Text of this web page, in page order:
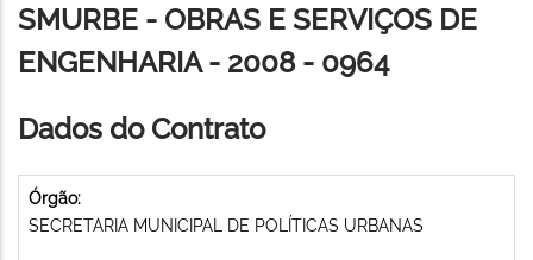
navegação
SMURBE - OBRAS E SERVIÇOS DE
ENGENHARIA - 2008 - 0964
Dados do Contrato
Órgão:
SECRETARIA MUNICIPAL DE POLÍTICAS URBANAS